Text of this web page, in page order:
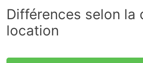
Différences selon la
location